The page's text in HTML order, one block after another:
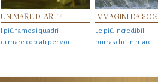
UN MARE DI ARTE
I più famosi quadri
di mare copiati per voi
IMMAGINI DA
Le più incredibili
burrasche in mare